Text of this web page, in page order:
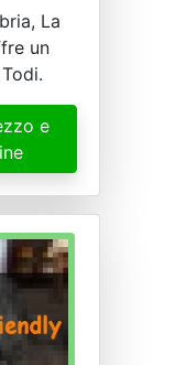
La
un
e